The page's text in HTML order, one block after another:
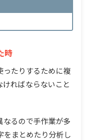
時
ったりするために複
ればならないこと
なるので手作業が多
をまとめたり分析し